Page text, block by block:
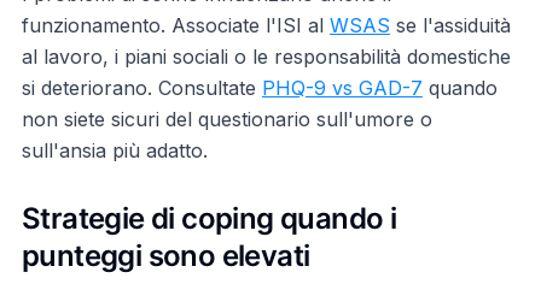
funzionamento. Associate l'ISI al WSAS se l'assiduità
al lavoro, i piani sociali o le responsabilità domestiche
si deteriorano. Consultate PHQ-9 vs GAD-7 quando
non siete sicuri del questionario sull'umore o
sull'ansia più adatto.
Strategie di coping quando i
punteggi sono elevati